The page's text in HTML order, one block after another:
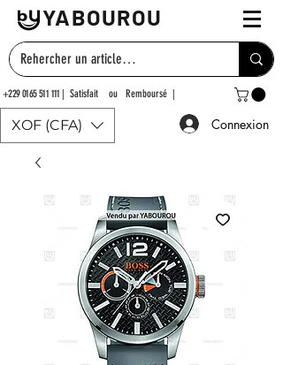
YABOUROU
+229 0165 511 111 | Satisfait ou Remboursé |
XOF (CFA) Connexion